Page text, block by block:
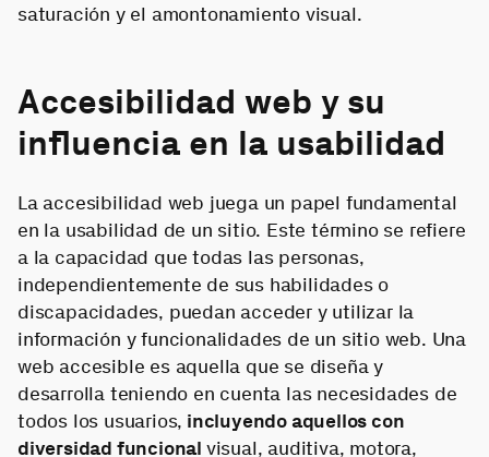
saturación y el amontonamiento visual.
Accesibilidad web y su
influencia en la usabilidad
La accesibilidad web juega un papel fundamental
en la usabilidad de un sitio. Este término se refiere
a la capacidad que todas las personas,
independientemente de sus habilidades o
discapacidades, puedan acceder y utilizar la
información y funcionalidades de un sitio web. Una
web accesible es aquella que se diseña y
desarrolla teniendo en cuenta las necesidades de
todos los usuarios, incluyendo aquellos con
diversidad funcional visual, auditiva, motora,